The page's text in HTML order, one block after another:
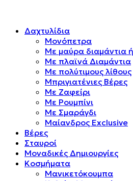
Δαχτυλίδια
Μονόπετρα
Mε μαύρα διαμάντια
Mε πλαϊνά Διαμάντια
Mε πολύτιμους λίθους
Μπριγιατένιες Βέρες
Με Ζαφείρι
Με Ρουμπίνι
Με Σμαράγδι
Μαίανδρος Exclusive
Βέρες
Σταυροί
Μοναδικές Δημιουργίες
Κοσμήματα
Μανικετόκουμπα